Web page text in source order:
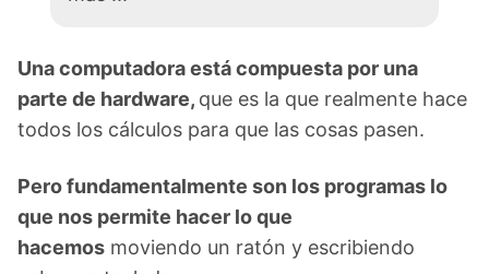
Una computadora está compuesta por una
parte de hardware,
que es la que realmente hace
todos los cálculos para que las cosas pasen.
Pero fundamentalmente son los programas lo
que nos permite hacer lo que
hacemos
moviendo un ratón y escribiendo